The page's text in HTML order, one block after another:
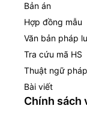
Bản án
Hợp đồng mẫu
Văn bản pháp
Tra cứu mã HS
Thuật ngữ
Bài viết
Chính sách